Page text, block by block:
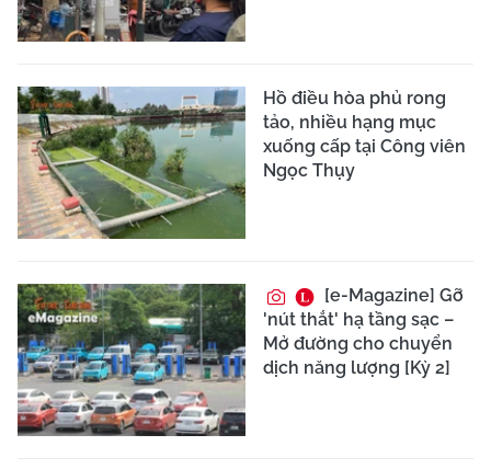
Hồ điều hòa phủ rong
tảo, nhiều hạng mục
xuống cấp tại Công viên
Ngọc Thụy
[e-Magazine] Gỡ
'nút thắt' hạ tầng sạc –
Mở đường cho chuyển
dịch năng lượng [Kỳ 2]